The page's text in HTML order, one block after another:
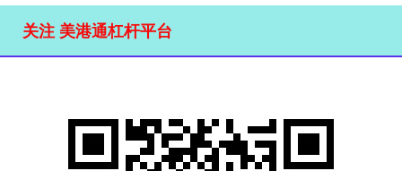
关注 美港通杠杆平台